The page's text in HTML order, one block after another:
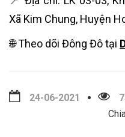
Xã Kim Chung, Huyện
🌐 Theo dõi Đông Đô tại
24-06-2021